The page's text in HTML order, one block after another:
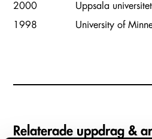
2000
Uppsala
1998
University of
Carousel items
Relaterade uppdrag &